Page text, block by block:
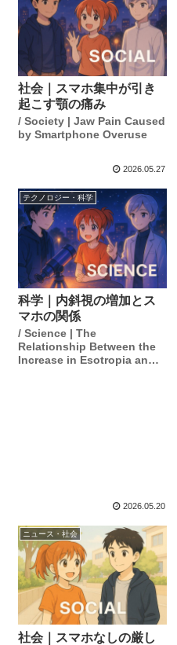
社会｜スマホ集中が引き
起こす顎の痛み
/ Society | Jaw Pain Caused
by Smartphone Overuse
2026.05.27
テクノロジー・科学
科学｜内斜視の増加とス
マホの関係
/ Science | The
Relationship Between the
Increase in Esotropia and
2026.05.20
ニュース・社会
社会｜スマホなしの厳し